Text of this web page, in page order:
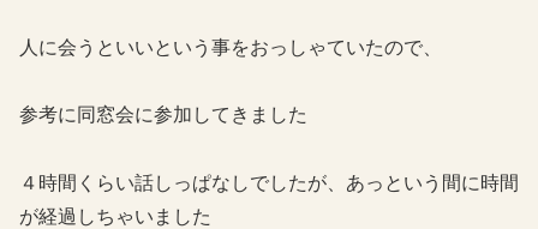
人に会うといいという事をおっしゃていたので、
参考に同窓会に参加してきました
４時間くらい話しっぱなしでしたが、あっという間に時間
が経過しちゃいました